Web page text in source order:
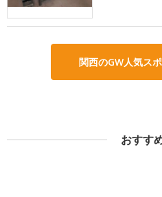
関西のGW人気ス
おすす